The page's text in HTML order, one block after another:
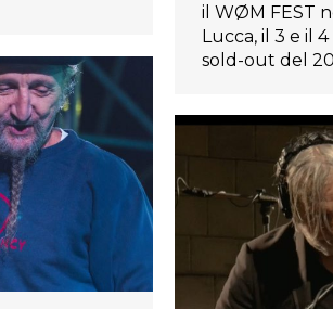
il WØM FEST
Lucca, il 3 e il
sold-out del